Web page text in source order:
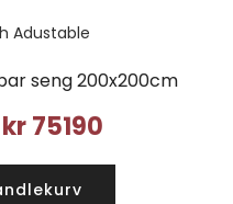
seng 200x200cm
Opprinnelig
var:
kr 75190Nåværende